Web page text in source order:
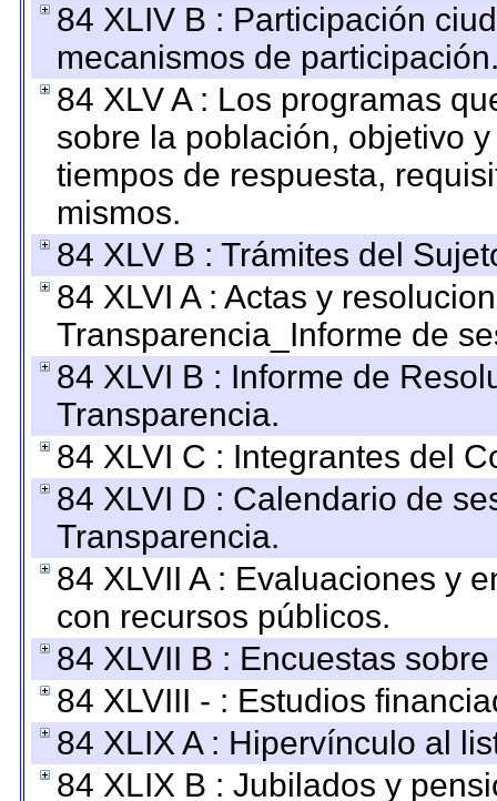
84 XLIV B : Participación
mecanismos de
84 XLV A : Los programas
sobre la población, objetivo
tiempos de respuesta,
mismos.
84 XLV B : Trámites del
84 XLVI A : Actas y
Transparencia_Informe de
84 XLVI B : Informe de
Transparencia.
84 XLVI C : Integrantes del
84 XLVI D : Calendario de
Transparencia.
84 XLVII A : Evaluaciones y
con recursos públicos.
84 XLVII B : Encuestas
84 XLVIII - : Estudios
84 XLIX A : Hipervínculo al
84 XLIX B : Jubilados y